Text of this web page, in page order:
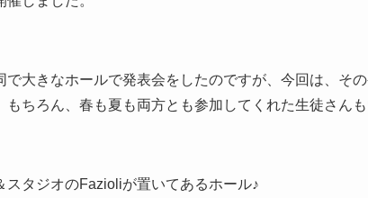
大きなホールで発表会をしたのですが、今回は、そ
ちろん、春も夏も両方とも参加してくれた生徒さん
タジオのFazioliが置いてあるホール♪